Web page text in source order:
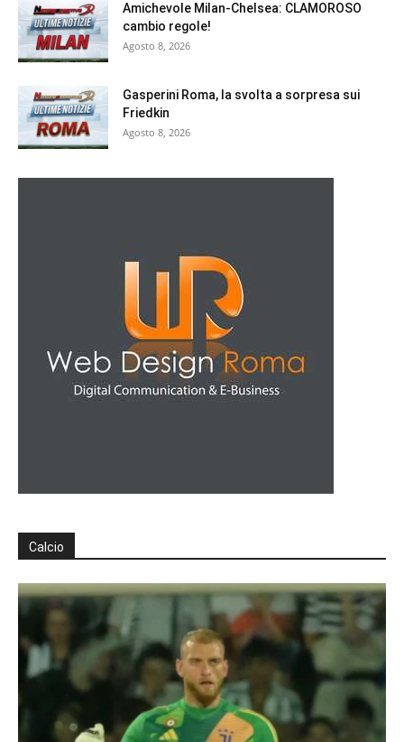
Amichevole Milan-Chelsea: CLAMOROSO
cambio regole!
Agosto 8, 2026
Gasperini Roma, la svolta a sorpresa sui
Friedkin
Agosto 8, 2026
Calcio